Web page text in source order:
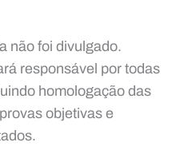
não foi divulgado.
responsável por todas
homologação das
objetivas e